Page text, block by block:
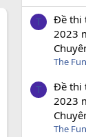
T
Đề thi
2023
The
T
Đề thi
2023
The